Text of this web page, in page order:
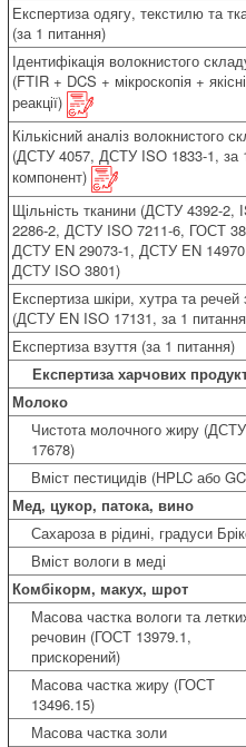
Експертиза одягу, текстилю та
(за 1 питання)
Ідентифікація волокнистого
(FTIR + DCS + мікроскопія + якісні
реакції)
Кількісний аналіз волокнистого
(ДСТУ 4057, ДСТУ ISO 1833-1, за
компонент)
Щільність тканини (ДСТУ 4392-2,
2286-2, ДСТУ ISO 7211-6, ГОСТ
ДСТУ EN 29073-1, ДСТУ EN
ДСТУ ISO 3801)
Експертиза шкіри, хутра та речей
(ДСТУ EN ISO 17131, за 1
Експертиза взуття (за 1 питання)
Експертиза харчових
Молоко
Чистота молочного жиру
17678)
Вміст пестицидів (HPLC або
Мед, цукор, патока, вино
Сахароза в рідині, градуси
Вміст вологи в меді
Комбікорм, макух, шрот
Масова частка вологи та
речовин (ГОСТ 13979.1,
прискорений)
Масова частка жиру (ГОСТ
13496.15)
Масова частка золи